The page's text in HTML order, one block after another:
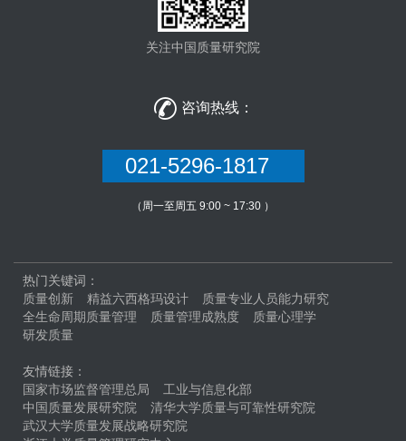
关注中国质量研究院
 咨询热线：
021-5296-1817
（周一至周五 9:00 ~ 17:30 ）
热门关键词：
质量创新
精益六西格玛设计
质量专业人员能力研究
全生命周期质量管理
质量管理成熟度
质量心理学
研发质量
友情链接：
国家市场监督管理总局
工业与信息化部
中国质量发展研究院
清华大学质量与可靠性研究院
武汉大学质量发展战略研究院